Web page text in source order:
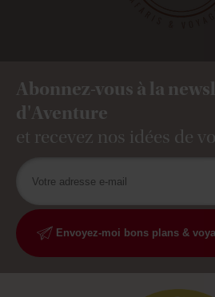
Abonnez-vous à la
d'Aventure
et recevez nos idées de
Envoyez-moi bons plans &